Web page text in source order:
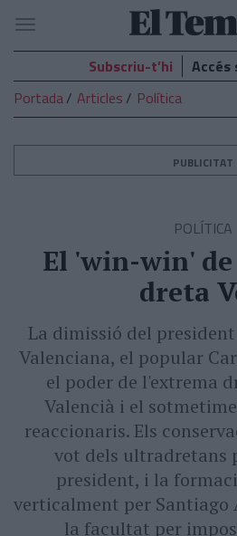
El
Temps
Navegació
Subscriu-t’hi
Accés
Portada
Articles Política
PUBLICITAT
POLÍTICA
El 'win-win'
dreta
La dimissió del
Valenciana, el popular
el poder de l'extrema
Valencià i el
reaccionaris. Els
vot dels ultradretans
president, i la
verticalment per Santiago
la facultat per